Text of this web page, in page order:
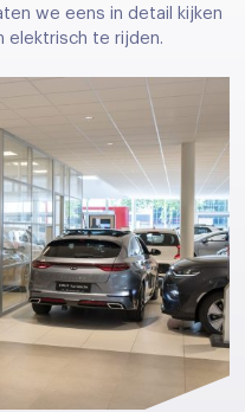
we eens in detail kijken
elektrisch te rijden.